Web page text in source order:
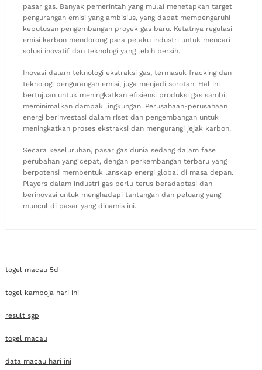
pasar gas. Banyak pemerintah yang mulai menetapkan target
pengurangan emisi yang ambisius, yang dapat mempengaruhi
keputusan pengembangan proyek gas baru. Ketatnya regulasi
emisi karbon mendorong para pelaku industri untuk mencari
solusi inovatif dan teknologi yang lebih bersih.
Inovasi dalam teknologi ekstraksi gas, termasuk fracking dan
teknologi pengurangan emisi, juga menjadi sorotan. Hal ini
bertujuan untuk meningkatkan efisiensi produksi gas sambil
meminimalkan dampak lingkungan. Perusahaan-perusahaan
energi berinvestasi dalam riset dan pengembangan untuk
meningkatkan proses ekstraksi dan mengurangi jejak karbon.
Secara keseluruhan, pasar gas dunia sedang dalam fase
perubahan yang cepat, dengan perkembangan terbaru yang
berpotensi membentuk lanskap energi global di masa depan.
Players dalam industri gas perlu terus beradaptasi dan
berinovasi untuk menghadapi tantangan dan peluang yang
muncul di pasar yang dinamis ini.
togel macau 5d
togel kamboja hari ini
result sgp
togel macau
data macau hari ini